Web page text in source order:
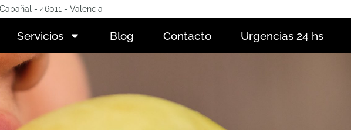
- 46011 - Valencia
Servicios Blog Contacto Urgencias 24 hs